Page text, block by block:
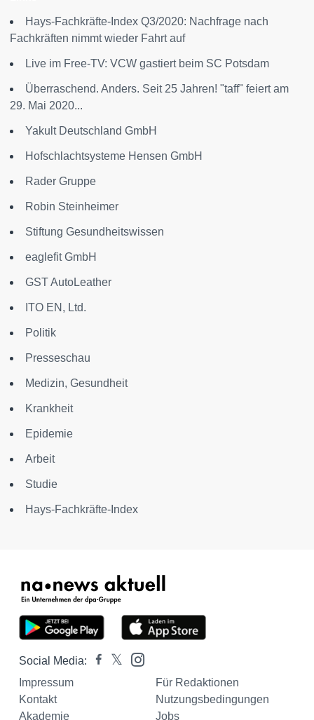
Hays-Fachkräfte-Index Q3/2020: Nachfrage nach
Fachkräften nimmt wieder Fahrt auf
Live im Free-TV: VCW gastiert beim SC Potsdam
Überraschend. Anders. Seit 25 Jahren! "taff" feiert am
29. Mai 2020...
Yakult Deutschland GmbH
Hofschlachtsysteme Hensen GmbH
Rader Gruppe
Robin Steinheimer
Stiftung Gesundheitswissen
eaglefit GmbH
GST AutoLeather
ITO EN, Ltd.
Politik
Presseschau
Medizin, Gesundheit
Krankheit
Epidemie
Arbeit
Studie
Hays-Fachkräfte-Index
Social Media:
Impressum
Für Redaktionen
Kontakt
Nutzungsbedingungen
Akademie
Jobs